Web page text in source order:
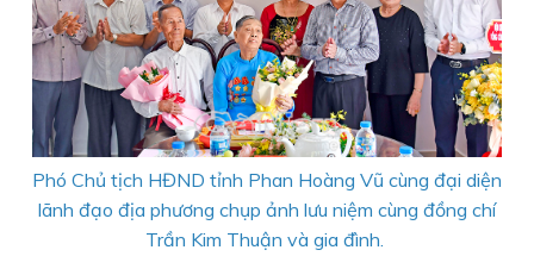
Phó Chủ tịch HĐND tỉnh Phan Hoàng Vũ cùng đại diện
lãnh đạo địa phương chụp ảnh lưu niệm cùng đồng chí
Trần Kim Thuận và gia đình.